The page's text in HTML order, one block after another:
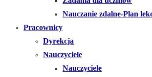
Nauczanie zdalne-Plan
Pracownicy
Dyrekcja
Nauczyciele
Nauczyciele